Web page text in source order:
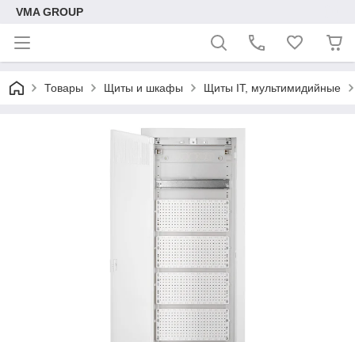
VMA GROUP
Товары Щиты и шкафы Щиты IT, мультимидийные